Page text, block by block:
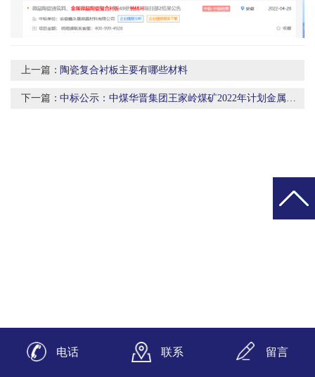
上一篇： 陶瓷复合衬板主要有哪些材料
下一篇： 中标公示：中煤华晋集团王家岭煤矿2022年计划金属微晶陶瓷复合衬板采购项目结果公告
电话 联系 留言